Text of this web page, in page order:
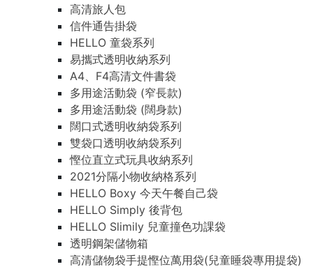
高清旅人包
信件通告掛袋
HELLO 童袋系列
易攜式透明收納系列
A4、F4高清文件書袋
多用途活動袋 (窄長款)
多用途活動袋 (闊身款)
闊口式透明收納袋系列
雙袋口透明收納袋系列
慳位直立式玩具收納系列
2021分隔小物收納格系列
HELLO Boxy 今天午餐自己袋
HELLO Simply 後背包
HELLO Slimily 兒童撞色功課袋
透明鋼架儲物箱
高清儲物袋手提慳位萬用袋(兒童睡袋專用提袋)